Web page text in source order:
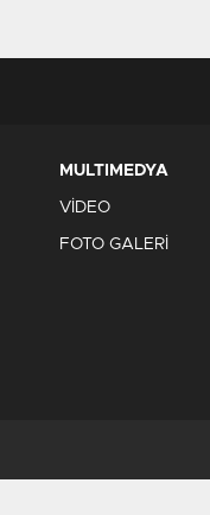
MULTIMEDYA
VİDEO
FOTO GALERİ